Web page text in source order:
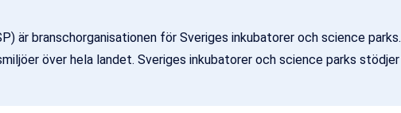
är branschorganisationen för Sveriges inkubatorer och science parks.
över hela landet. Sveriges inkubatorer och science parks stödjer